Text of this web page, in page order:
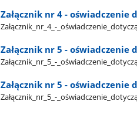
Załącznik nr 4 - oświadczenie
Załącznik​_nr​_4​_-​
Załącznik nr 5 -
Załącznik​_nr​_5​_-​
Załącznik nr 5 -
Załącznik​_nr​_5​_-​